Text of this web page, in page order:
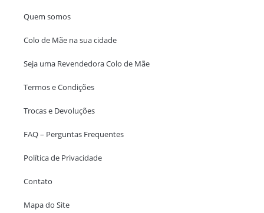
Quem somos
Colo de Mãe na sua cidade
Seja uma Revendedora Colo de Mãe
Termos e Condições
Trocas e Devoluções
FAQ – Perguntas Frequentes
Política de Privacidade
Contato
Mapa do Site